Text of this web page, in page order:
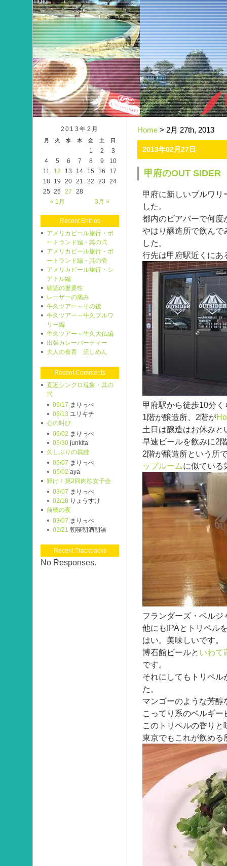
Home > 2月 27th, 2013
2013年02月27日
甲府のOUT SIDER
甲府に新しいブルワ
した。
都内のビアバーで何度
やはり醸造所で飲んで
した。
行先は甲府駅近くにあ
甲府駅から徒歩10分く
1階が醸造所、2階が
土日は醸造はお休みと
早速ビールを飲みに2
2階が醸造所という所
ップルームに似ている
フランダーズ・ベルジ
他にもIPAとトリペル
はい。美味しいです。
博石館ビールと いわて
です。
それにしてもトリペ
た。
マンゴーのような芳
こってり系のベルギ
このトリペルの香り
東京でもこれが飲める
2013年2月
月 火 水 木 金 土 日
« 1月 3月 »
1 2
3
4
5 6 7 8 9
10
11
12 13 14 15 16
17
18
19 20 21 22 23
24
25 26 27 28
Recent Entries
アメリカビール旅行・ポ
ートランド編・其の弐
アメリカビール旅行・ポ
ートランド編・其の壱
アメリカビール旅行・シ
アトル編
確認の重要性
レーザーの痛み
牛久ツアー～その後
牛久ツアー～牛久ブルワ
リー編
牛久ツアー～牛久大仏編
出張カレーパーティー
大人の食育 流しめん
Recent Comments
直近シンクロ現象・其の
弐
09/17 まりっぺ
06/13 ユリキチ
心の叫び
06/02 まりっぺ
05/30 junkita
久しぶりの裁縫
05/07 まりっぺ
05/02 aya
輝け！第2回肉欲女子会
03/07 まりっぺ
02/18 りょうすけ
前橋の夜
03/07 まりっぺ
02/21 朝寝朝酒朝湯
Recent Trackbacks
No Responses.